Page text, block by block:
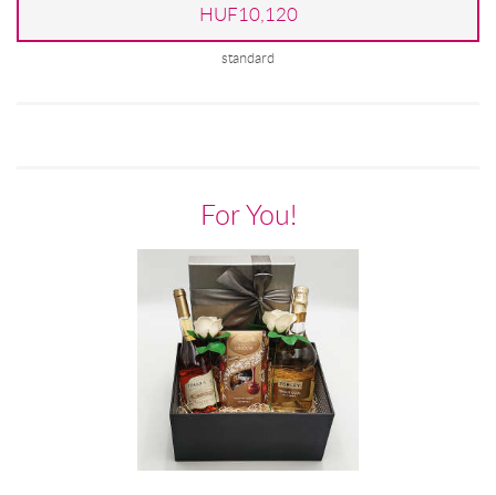
HUF10,120
standard
For You!